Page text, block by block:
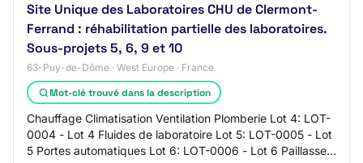
Site Unique des Laboratoires CHU de Clermont-
Ferrand : réhabilitation partielle des laboratoires.
Sous-projets 5, 6, 9 et 10
63-Puy-de-Dôme · West Europe · France
Mot-clé trouvé dans la description
Chauffage Climatisation Ventilation Plomberie Lot 4: LOT-
0004 - Lot 4 Fluides de laboratoire Lot 5: LOT-0005 - Lot
5 Portes automatiques Lot 6: LOT-0006 - Lot 6 Paillasses,